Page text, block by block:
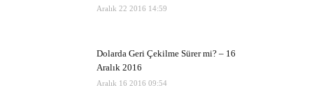
Aralık 22 2016 14:59
Dolarda Geri Çekilme Sürer mi? – 16
Aralık 2016
Aralık 16 2016 09:54